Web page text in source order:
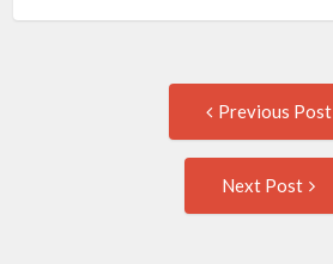
navigation
Previous Post
Next Post